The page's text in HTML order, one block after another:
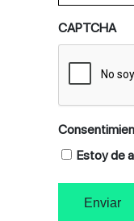
CAPTCHA
Estoy de